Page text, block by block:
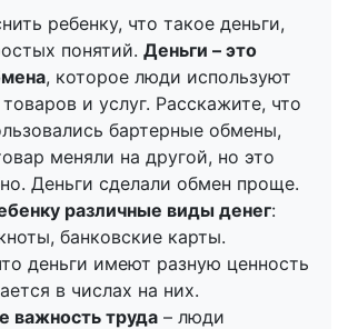
ребенку, что такое деньги,
понятий. Деньги – это
, которое люди используют
и услуг. Расскажите, что
бартерные обмены,
меняли на другой, но это
Деньги сделали обмен проще.
различные виды денег:
банковские карты.
деньги имеют разную ценность
в числах на них.
важность труда – люди